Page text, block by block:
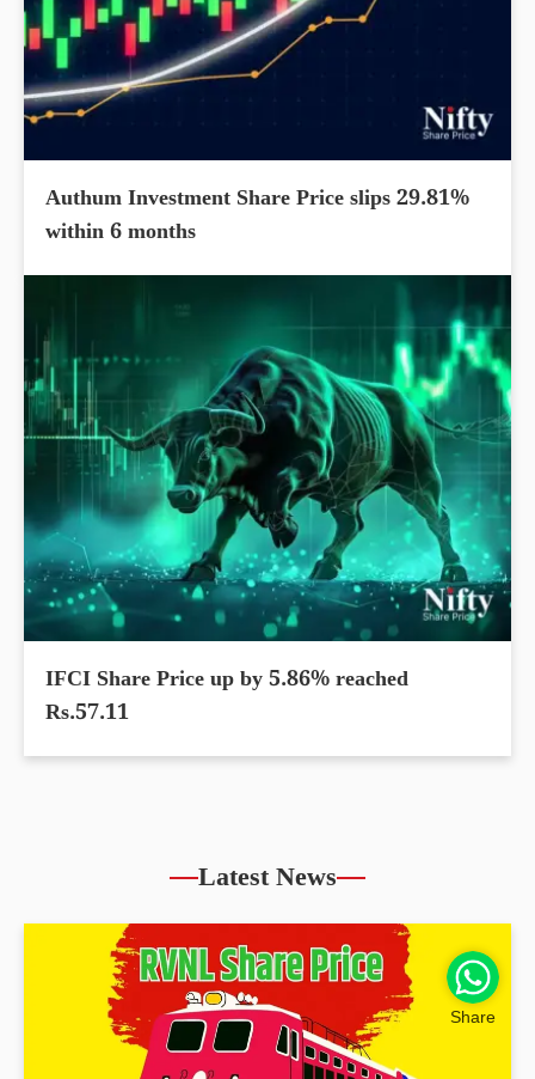
Authum Investment Share Price slips 29.81%
within 6 months
IFCI Share Price up by 5.86% reached
Rs.57.11
Latest News
Share